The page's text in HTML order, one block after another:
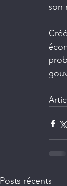
son
Posts récents